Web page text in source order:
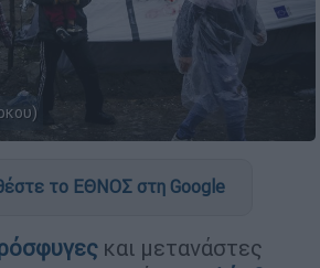
το ΕΘΝΟΣ στη Google
και μετανάστες